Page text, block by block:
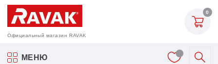
Официальный магазин RAVAK
0
МЕНЮ
Акриловые ванны Ravak